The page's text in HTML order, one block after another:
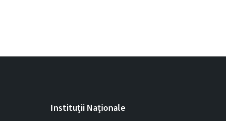
Instituții Naționale